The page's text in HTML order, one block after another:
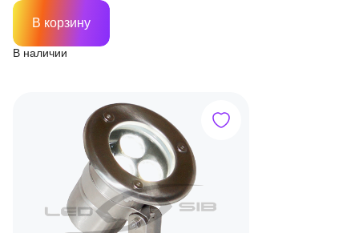
В наличии
В корзину